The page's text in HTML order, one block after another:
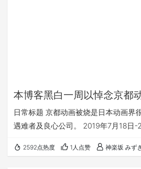
本博客黑白一周以悼念京都
日常标题 京都动画被烧是日本动画界
遇难者及良心公司。 2019年7月18日-
2592点热度 1人点赞 神楽坂 みず